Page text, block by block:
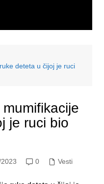
deteta u čijoj je ruci
je ruci bio
0 Vesti